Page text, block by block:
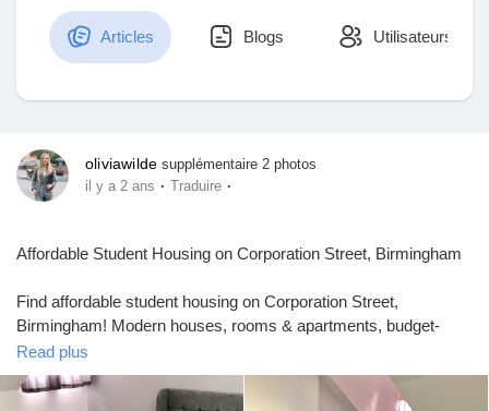
Mes Articles
Découvrir Groupes
Mes groupes
Articles Blogs Utilisateurs
oliviawilde supplémentaire 2 photos
il y a 2 ans · Traduire ·
Affordable Student Housing on Corporation Street, Birmingham
Find affordable student housing on Corporation Street,
Birmingham! Modern houses, rooms & apartments, budget-
friendly options near universities and city amenities. Book your
spot today at an affordable price
#CorporationStreet
#Birmingham
#BirminghamStudents
Read plus